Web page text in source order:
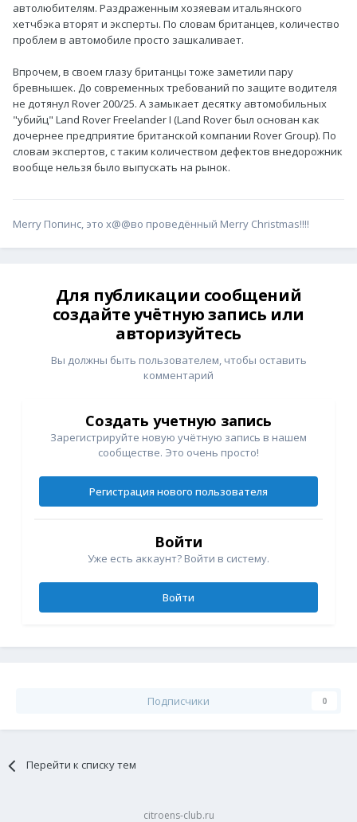
автолюбителям. Раздраженным хозяевам итальянского
хетчбэка вторят и эксперты. По словам британцев, количество
проблем в автомобиле просто зашкаливает.
Впрочем, в своем глазу британцы тоже заметили пару
бревнышек. До современных требований по защите водителя
не дотянул Rover 200/25. А замыкает десятку автомобильных
"убийц" Land Rover Freelander I (Land Rover был основан как
дочернее предприятие британской компании Rover Group). По
словам экспертов, с таким количеством дефектов внедорожник
вообще нельзя было выпускать на рынок.
Merry Попинс, это х@@во проведённый Merry Christmas!!!!
Для публикации сообщений
создайте учётную запись или
авторизуйтесь
Вы должны быть пользователем, чтобы оставить
комментарий
Создать учетную запись
Зарегистрируйте новую учётную запись в нашем
сообществе. Это очень просто!
Регистрация нового пользователя
Войти
Уже есть аккаунт? Войти в систему.
Войти
Подписчики 0
Перейти к списку тем
citroens-club.ru